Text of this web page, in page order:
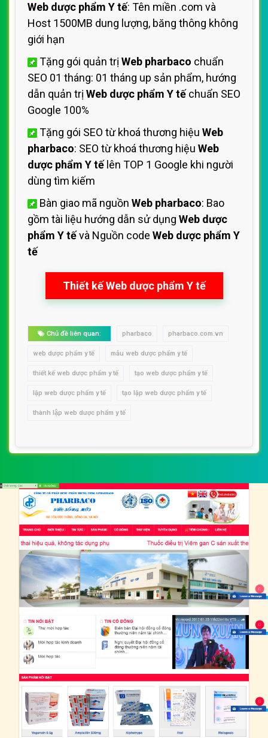
Web dược phẩm Y tế: Tên miền .com và
Host 1500MB dung lượng, băng thông không
giới hạn
Tặng gói quản trị Web pharbaco chuẩn
SEO 01 tháng: 01 tháng up sản phẩm, hướng
dẫn quản trị Web dược phẩm Y tếchuẩn SEO
Google 100%
Tặng gói SEO từ khoá thương hiệu Web
pharbaco: SEO từ khoá thương hiệu Web
dược phẩm Y tếlên TOP 1 Google khi người
dùng tìm kiếm
Bàn giao mã nguồn Web pharbaco: Bao
gồm tài liệu hướng dẫn sử dụng Web dược
phẩm Y tếvà Nguồn code Web dược phẩm Y
tế
Thiết kế Web dược phẩm Y tế
Chủ đề liên quan: pharbaco pharbaco.com.vn
web dược phẩm y tế mẫu web dược phẩm y tế
thiết kế web dược phẩm y tế tạo web dược phẩm y tế
lập web dược phẩm y tế tạo lập web dược phẩm y tế
thành lập web dược phẩm y tế